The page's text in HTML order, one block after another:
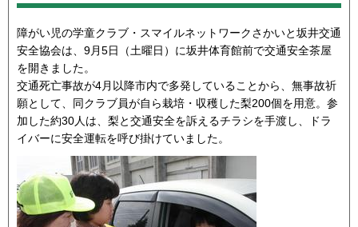
障がい児の学童クラブ・スマイルネットワークさかいと坂井交通
安全協会は、9月5日（土曜日）に坂井体育館前で交通安全茶屋
を開きました。
交通死亡事故が4月以降市内で多発していることから、無事故祈
願として、同クラブ員が自ら栽培・収穫した梨200個を用意。参
加した約30人は、梨と交通安全を訴えるチラシを手渡し、ドラ
イバーに安全運転を呼び掛けていました。